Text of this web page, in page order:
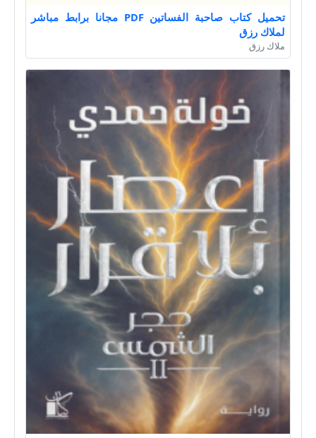
تحميل كتاب صاحبة الفساتين PDF مجانا برابط مباشر
لملاك رزق
ملاك رزق